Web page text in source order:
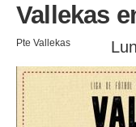
Vallekas
Pte Vallekas